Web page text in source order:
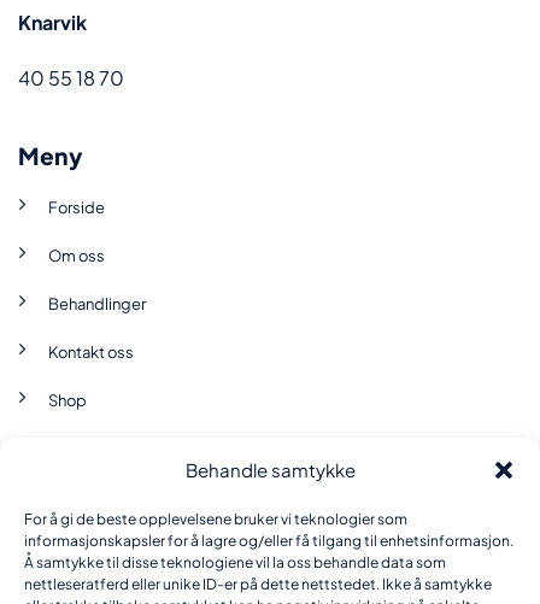
Behandle samtykke
For å gi de beste opplevelsene bruker vi teknologier som
informasjonskapsler for å lagre og/eller få tilgang til enhetsinformasjon.
Å samtykke til disse teknologiene vil la oss behandle data som
nettleseratferd eller unike ID-er på dette nettstedet. Ikke å samtykke
Knarvik
40 55 18 70
Meny
Forside
Om oss
Behandlinger
Kontakt oss
Shop
Personvernerklæring
Informasjonskapsel-erklæring